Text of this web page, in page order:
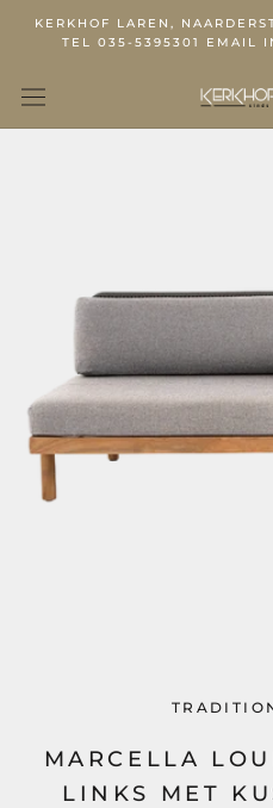
KERKHOF LAREN,
TEL 035-5395301 EMAIL
MARCELLA
LINKS MET